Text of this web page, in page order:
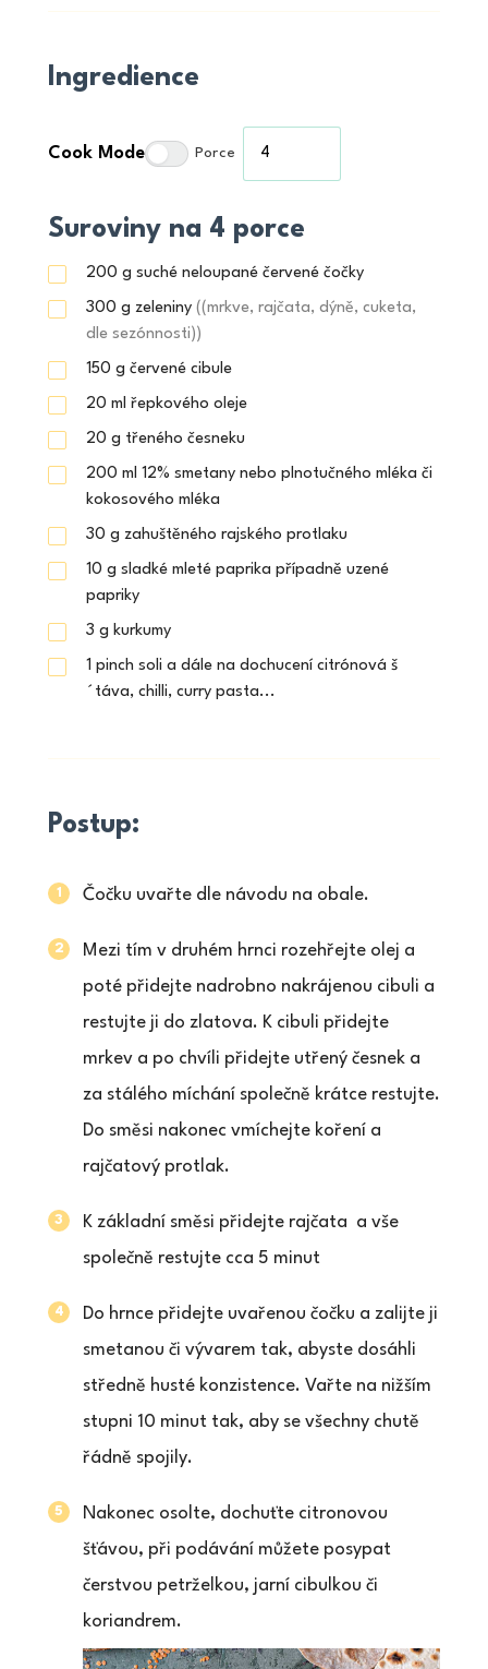
Ingredience
Cook Mode Porce
Suroviny na 4 porce
200 g suché neloupané červené čočky
300 g zeleniny ((mrkve, rajčata, dýně, cuketa,
dle sezónnosti))
150 g červené cibule
20 ml řepkového oleje
20 g třeného česneku
200 ml 12% smetany nebo plnotučného mléka či
kokosového mléka
30 g zahuštěného rajského protlaku
10 g sladké mleté paprika případně uzené
papriky
3 g kurkumy
1 pinch soli a dále na dochucení citrónová š
´táva, chilli, curry pasta...
Postup:
Čočku uvařte dle návodu na obale.
Mezi tím v druhém hrnci rozehřejte olej a
poté přidejte nadrobno nakrájenou cibuli a
restujte ji do zlatova. K cibuli přidejte
mrkev a po chvíli přidejte utřený česnek a
za stálého míchání společně krátce restujte.
Do směsi nakonec vmíchejte koření a
rajčatový protlak.
K základní směsi přidejte rajčata a vše
společně restujte cca 5 minut
Do hrnce přidejte uvařenou čočku a zalijte ji
smetanou či vývarem tak, abyste dosáhli
středně husté konzistence. Vařte na nižším
stupni 10 minut tak, aby se všechny chutě
řádně spojily.
Nakonec osolte, dochuťte citronovou
šťávou, při podávání můžete posypat
čerstvou petrželkou, jarní cibulkou či
koriandrem.